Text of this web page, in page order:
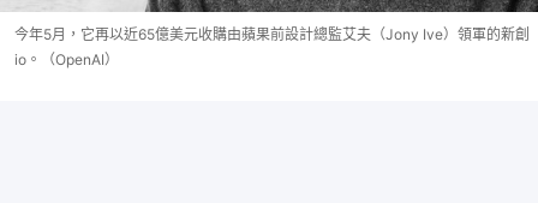
今年5月，它再以近65億美元收購由蘋果前設計總監艾夫（Jony Ive）領軍的新創
io。（OpenAI）